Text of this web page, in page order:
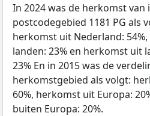
In 2024 was de herkomst
postcodegebied 1181 PG als
herkomst uit Nederland:
landen: 23% en herkomst uit
23% En in 2015 was de
herkomstgebied als volgt:
60%, herkomst uit Europa:
buiten Europa: 20%.